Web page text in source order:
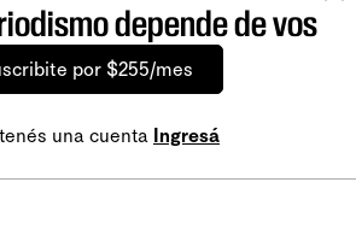
depende de vos
por $255/mes
una cuenta Ingresá